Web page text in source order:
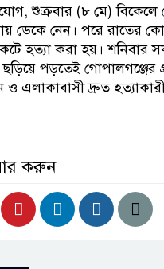
শুক্রবার (৮ মে)
ডেকে নেন। পরে রাতের
হত্যা করা হয়। শনিবার
পড়তেই গোপালগঞ্জের
এলাকাবাসী দ্রুত
করুন